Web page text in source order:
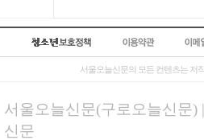
서울오늘신문의 모든 컨텐츠는 저
서울오늘신문(구로오늘신문)
신문